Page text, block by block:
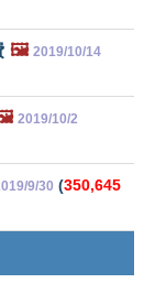
🖼️ 2019/10/14
2019/10/2
9/30 (350,645